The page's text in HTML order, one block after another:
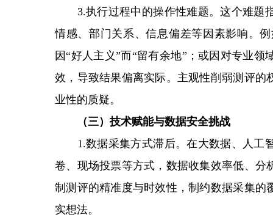
3.执行过程中的操作性难题。这个难题
情感、部门关系、信息偏差等因素影响。
因“好人主义”而“留有余地”；或因对专业
效，导致结果偏离实际。主观性削弱测评
业性的质疑。
（三）技术赋能与数据安全挑战
1.数据采集方式滞后。在大数据、人工
卷、现场投票等方式，数据收集效率低、
制测评的精准度与时效性，制约数据采集
实想法。